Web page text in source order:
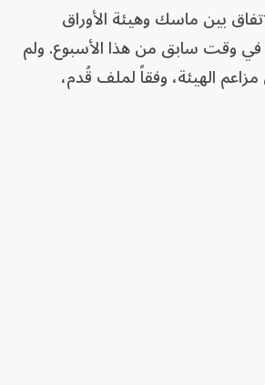
بين ماسك وهيئة الأوراق
في وقت سابق من هذا الأسبوع. ولم
الهيئة، وفقاً لملف قُدم،